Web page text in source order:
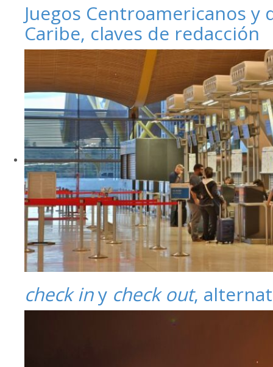
Juegos Centroamericanos y
Caribe, claves de redacción
check iny check out,